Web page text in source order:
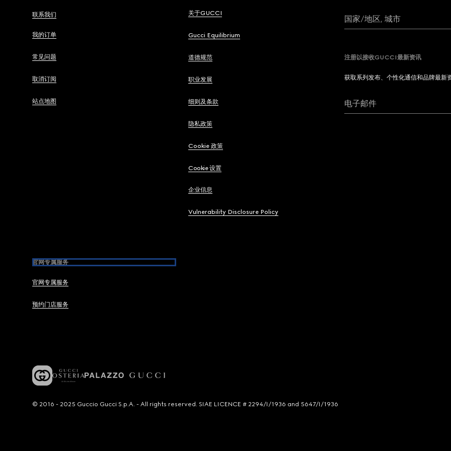
联系我们
我的订单
常见问题
取消订阅
站点地图
关于GUCCI
Gucci Equilibrium
道德规范
职业发展
细则及条款
隐私政策
Cookie 政策
Cookie 设置
企业信息
Vulnerability Disclosure Policy
官网专属服务
官网专属服务
预约门店服务
国家/地区, 城市
注册以接收GUCCI最新资讯
获取系列发布、个性化通信和品牌最新
电子邮件
© 2016 - 2025 Guccio Gucci S.p.A. - All rights reserved. SIAE LICENCE # 2294/I/1936 and 5647/I/1936